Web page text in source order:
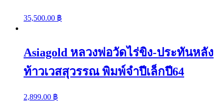
35,500.00 ฿
Asiagold หลวงพ่อวัดไร่ขิง-ประทันหลัง
ท้าวเวสสุวรรณ พิมพ์จำปีเล็กปี64
2,899.00 ฿